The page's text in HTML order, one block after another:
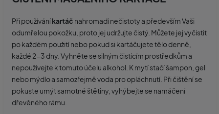
Při používáníkartáč nahromadí nečistoty a především Vaši
odumřelou pokožku, proto jej udržujte čistý. Můžete jej vyčistit
po každém použití nebo pokud si kartáčujete tělo denně,
každé 2-3 dny. Vyhněte se silným čistícím prostředkům a
nepoužívejte k tomuto účelu alkohol. K mytí stačí šampon, gel
nebo mýdlo a samozřejmě voda pro opláchnutí. Při čištění se
pokuste umýt samotné štětiny, vyhýbejte se namáčení
dřevěného rámu.